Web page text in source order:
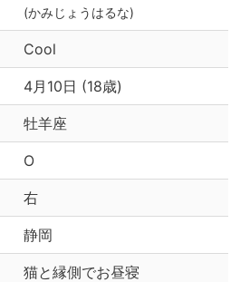
(かみじょうはるな)
Cool
4月10日 (18歳)
牡羊座
O
右
静岡
猫と縁側でお昼寝